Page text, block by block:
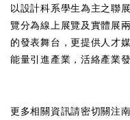
以設計科系學生為主之聯
覽分為線上展覽及實體展
的發表舞台，更提供人才
能量引進產業，活絡產業
更多相關資訊請密切關注